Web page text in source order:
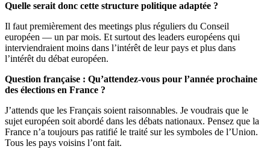
Quelle serait donc cette structure politique adaptée ?
Il faut premièrement des meetings plus réguliers du Conseil
européen — un par mois. Et surtout des leaders européens qui
interviendraient moins dans l’intérêt de leur pays et plus dans
l’intérêt du débat européen.
Question française : Qu’attendez-vous pour l’année prochaine
des élections en France ?
J’attends que les Français soient raisonnables. Je voudrais que le
sujet européen soit abordé dans les débats nationaux. Pensez que la
France n’a toujours pas ratifié le traité sur les symboles de l’Union.
Tous les pays voisins l’ont fait.